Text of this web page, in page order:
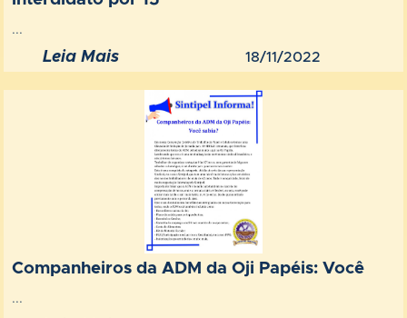
...
Leia Mais 18/11/2022
Companheiros da ADM da Oji Papéis: Você
...